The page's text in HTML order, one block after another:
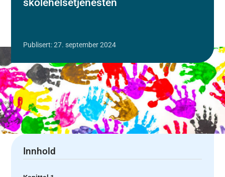
skolehelsetjenesten
Publisert: 27. september 2024
Innhold